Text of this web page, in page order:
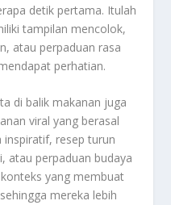
detik pertama. Itulah
tampilan mencolok,
atau perpaduan rasa
perhatian.
di balik makanan juga
viral yang berasal
inspiratif, resep turun
atau perpaduan budaya
yang membuat
mereka lebih